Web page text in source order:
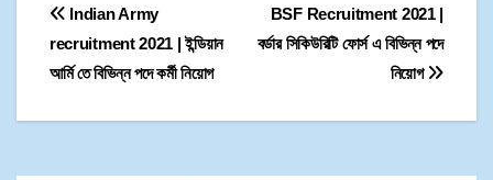
আবেদনপত্র সারা ভারত থেকে
গ্রহণ করা হবে।
BSF Recruitment 2021 |
বর্ডার সিকিউরিটি ফোর্স এ বিভিন্ন পদে
নিয়োগ
Indian Army
recruitment 2021 | ইন্ডিয়ান
আর্মি তে বিভিন্ন পদে কর্মী নিয়োগ